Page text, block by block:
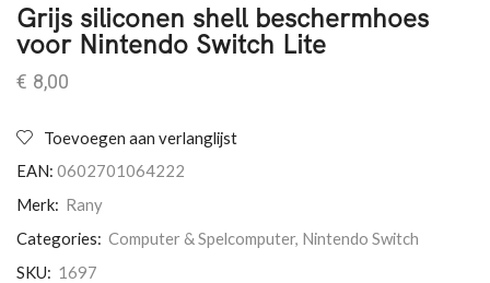
Grijs siliconen shell beschermhoes
voor Nintendo Switch Lite
€ 8,00
Toevoegen aan verlanglijst
EAN: 0602701064222
Merk: Rany
Categories: Computer & Spelcomputer, Nintendo Switch
SKU: 1697